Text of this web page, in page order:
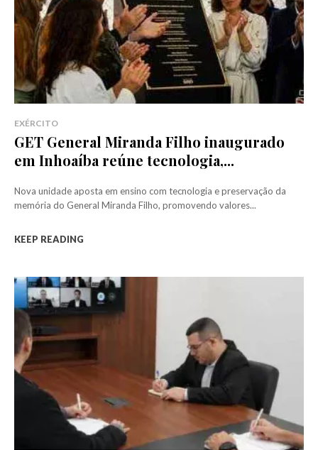
EXÉRCITO
GET General Miranda Filho inaugurado
em Inhoaíba reúne tecnologia,...
Nova unidade aposta em ensino com tecnologia e preservação da
memória do General Miranda Filho, promovendo valores...
KEEP READING